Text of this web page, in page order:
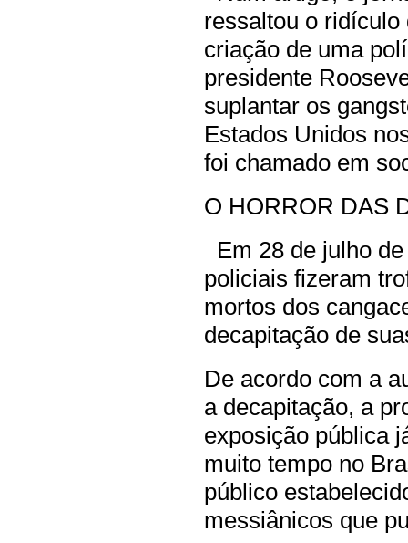
ressaltou o
criação de uma
presidente
suplantar os
Estados Unidos
foi chamado em
O HORROR DAS
Em 28 de julho
policiais fizeram
mortos dos
decapitação de
De acordo com a
a decapitação, a
exposição pública
muito tempo no
público
messiânicos que